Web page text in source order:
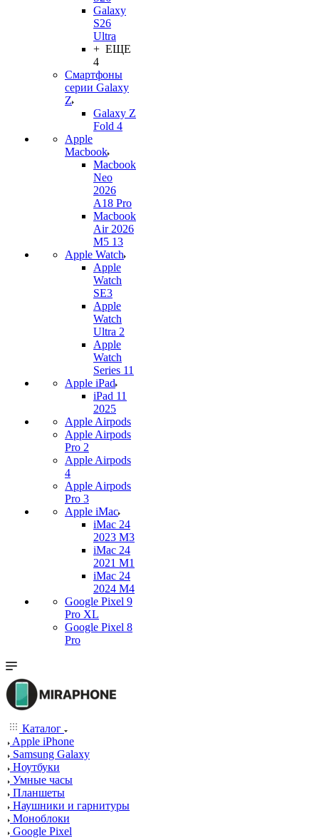
Galaxy
S26
Ultra
+ ЕЩЕ
4
Смартфоны
серии Galaxy
Z
Galaxy Z
Fold 4
Apple
Macbook
Macbook
Neo
2026
A18 Pro
Macbook
Air 2026
M5 13
Apple Watch
Apple
Watch
SE3
Apple
Watch
Ultra 2
Apple
Watch
Series 11
Apple iPad
iPad 11
2025
Apple Airpods
Apple Airpods
Pro 2
Apple Airpods
4
Apple Airpods
Pro 3
Apple iMac
iMac 24
2023 M3
iMac 24
2021 M1
iMac 24
2024 M4
Google Pixel 9
Pro XL
Google Pixel 8
Pro
Каталог
Apple iPhone
Samsung Galaxy
Ноутбуки
Умные часы
Планшеты
Наушники и гарнитуры
Моноблоки
Google Pixel